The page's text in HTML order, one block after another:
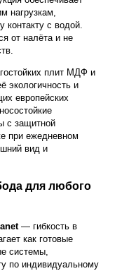
нагрузкам,
контакту с водой.
от налёта и не
плит МДФ и
экологичность и
европейских
с защитной
при ежедневном
вид и
для любого
— гибкость в
как готовые
системы,
по индивидуальному